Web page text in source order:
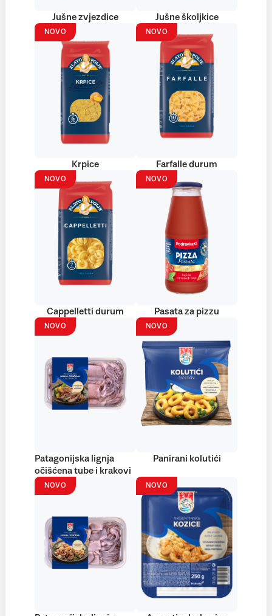
Jušne zvjezdice Jušne školjkice
NOVO
Krpice
NOVO
Farfalle durum
NOVO
Cappelletti durum
NOVO
Pasata za pizzu
NOVO
Patagonijska lignja
očišćena tube i krakovi
NOVO
Panirani kolutići
NOVO NOVO